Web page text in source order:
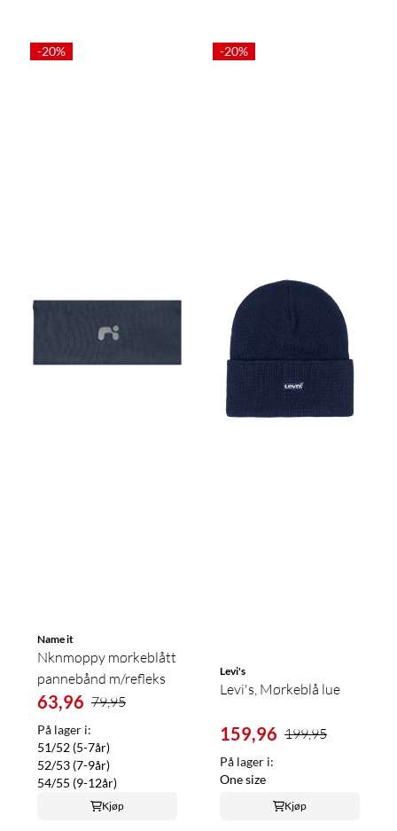
-20%
Name it
Nknmoppy mørkeblått
pannebånd m/refleks
63,96 79,95
På lager i:
51/52 (5-7år)
52/53 (7-9år)
54/55 (9-12år)
Kjøp
-20%
Levi's
Levi's, Mørkeblå lue
159,96 199,95
På lager i:
One size
Kjøp